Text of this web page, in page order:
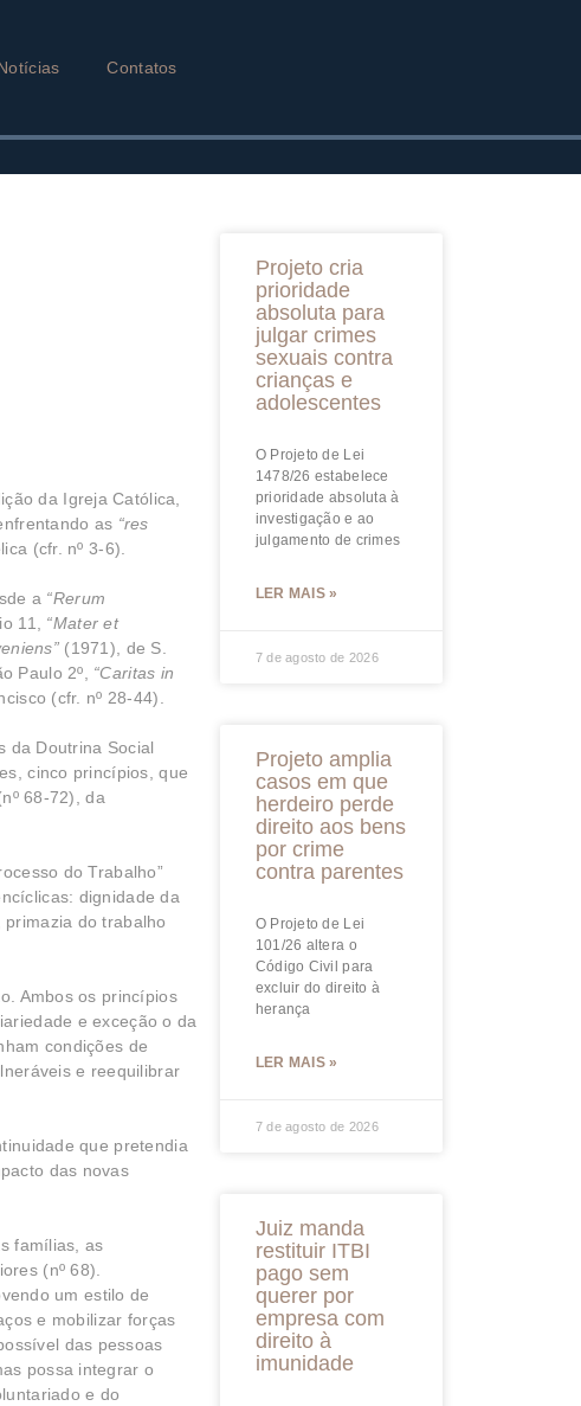
Contatos
da Igreja Católica,
as “res
(cfr. nº 3-6).
a “Rerum
11, “Mater et
(1971), de S.
Paulo 2º, “Caritas in
(cfr. nº 28-44).
da Doutrina Social
cinco princípios, que
68-72), da
do Trabalho”
dignidade da
do trabalho
Ambos os princípios
e exceção o da
condições de
e reequilibrar
que pretendia
das novas
famílias, as
(nº 68).
um estilo de
e mobilizar forças
das pessoas
possa integrar o
e do
Projeto cria
prioridade
absoluta para
julgar crimes
sexuais contra
crianças e
adolescentes
O Projeto de Lei
1478/26 estabelece
prioridade absoluta à
investigação e ao
julgamento de crimes
LER MAIS »
7 de agosto de 2026
Projeto amplia
casos em que
herdeiro perde
direito aos bens
por crime
contra parentes
O Projeto de Lei
101/26 altera o
Código Civil para
excluir do direito à
herança
LER MAIS »
7 de agosto de 2026
Juiz manda
restituir ITBI
pago sem
querer por
empresa com
direito à
imunidade